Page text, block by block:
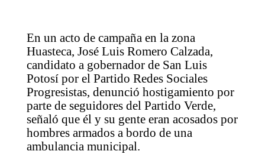
En un acto de campaña en la zona
Huasteca, José Luis Romero Calzada,
candidato a gobernador de San Luis
Potosí por el Partido Redes Sociales
Progresistas, denunció hostigamiento por
parte de seguidores del Partido Verde,
señaló que él y su gente eran acosados por
hombres armados a bordo de una
ambulancia municipal.